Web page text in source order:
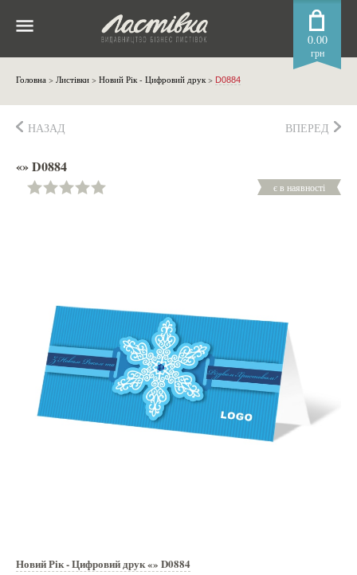
0.00
грн
Головна > Листівки > Новий Рік - Цифровий друк> D0884
НАЗАД ВПЕРЕД
«» D0884
є в наявності
Новий Рік - Цифровий друк «» D0884